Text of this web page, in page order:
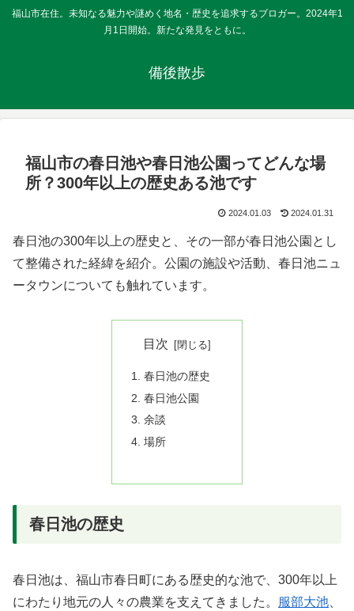
福山市在住。未知なる魅力や謎めく地名・歴史を追求するブロガー。2024年1
月1日開始。新たな発見をともに。
備後散歩
福山市の春日池や春日池公園ってどんな場
所？300年以上の歴史ある池です
2024.01.03 2024.01.31
春日池の300年以上の歴史と、その一部が春日池公園とし
て整備された経緯を紹介。公園の施設や活動、春日池ニュ
ータウンについても触れています。
目次
春日池の歴史
春日池公園
余談
場所
春日池の歴史
春日池は、福山市春日町にある歴史的な池で、300年以上
にわたり地元の人々の農業を支えてきました。 服部大池、